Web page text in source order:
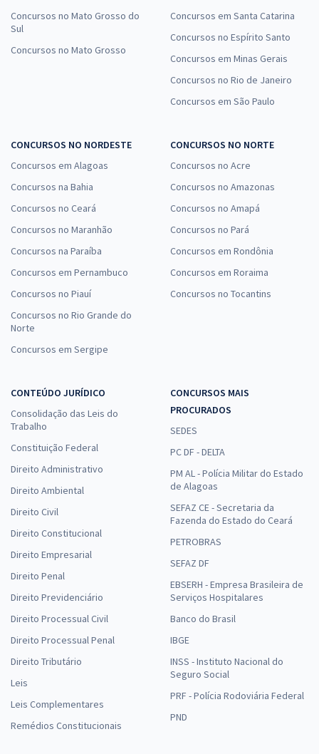
Concursos no Mato Grosso do
Sul
Concursos no Mato Grosso
Concursos em Santa Catarina
Concursos no Espírito Santo
Concursos em Minas Gerais
Concursos no Rio de Janeiro
Concursos em São Paulo
CONCURSOS NO NORDESTE
Concursos em Alagoas
Concursos na Bahia
Concursos no Ceará
Concursos no Maranhão
Concursos na Paraíba
Concursos em Pernambuco
Concursos no Piauí
Concursos no Rio Grande do
Norte
Concursos em Sergipe
CONCURSOS NO NORTE
Concursos no Acre
Concursos no Amazonas
Concursos no Amapá
Concursos no Pará
Concursos em Rondônia
Concursos em Roraima
Concursos no Tocantins
CONTEÚDO JURÍDICO
Consolidação das Leis do
Trabalho
Constituição Federal
Direito Administrativo
Direito Ambiental
Direito Civil
Direito Constitucional
Direito Empresarial
Direito Penal
Direito Previdenciário
Direito Processual Civil
Direito Processual Penal
Direito Tributário
Leis
Leis Complementares
Remédios Constitucionais
CONCURSOS MAIS
PROCURADOS
SEDES
PC DF - DELTA
PM AL - Polícia Militar do Estado
de Alagoas
SEFAZ CE - Secretaria da
Fazenda do Estado do Ceará
PETROBRAS
SEFAZ DF
EBSERH - Empresa Brasileira de
Serviços Hospitalares
Banco do Brasil
IBGE
INSS - Instituto Nacional do
Seguro Social
PRF - Polícia Rodoviária Federal
PND